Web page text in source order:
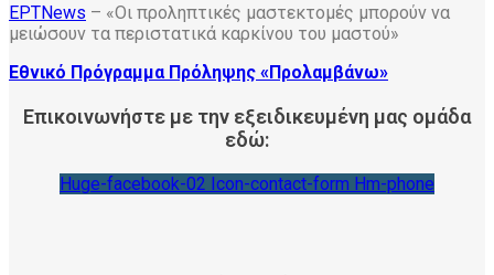
ΕΡΤNews – «Οι προληπτικές μαστεκτομές μπορούν να
μειώσουν τα περιστατικά καρκίνου του μαστού»
Εθνικό Πρόγραμμα Πρόληψης «Προλαμβάνω»
Επικοινωνήστε με την εξειδικευμένη μας ομάδα
εδώ:
Huge-facebook-02 Icon-contact-form Hm-phone